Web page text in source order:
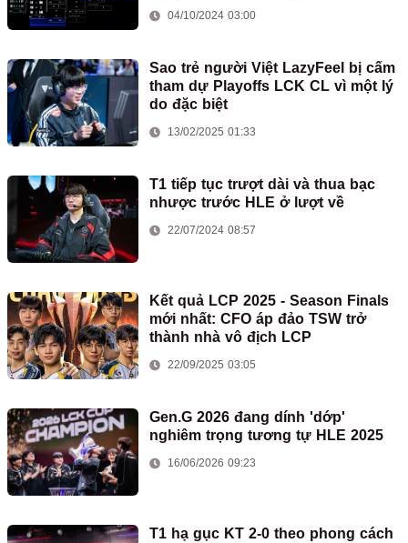
04/10/2024 03:00
Sao trẻ người Việt LazyFeel bị cấm
tham dự Playoffs LCK CL vì một lý
do đặc biệt
13/02/2025 01:33
T1 tiếp tục trượt dài và thua bạc
nhược trước HLE ở lượt về
22/07/2024 08:57
Kết quả LCP 2025 - Season Finals
mới nhất: CFO áp đảo TSW trở
thành nhà vô địch LCP
22/09/2025 03:05
Gen.G 2026 đang dính 'dớp'
nghiêm trọng tương tự HLE 2025
16/06/2026 09:23
T1 hạ gục KT 2-0 theo phong cách